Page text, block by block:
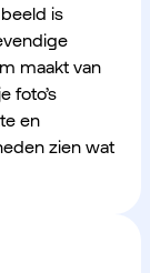
is
maakt van
foto’s
en
zien wat